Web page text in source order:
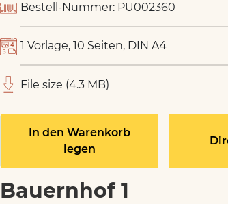
Bestell-Nummer: PU002360
1 Vorlage, 10 Seiten, DIN A4
File size (4.3 MB)
In den Warenkorb
legen
Bauernhof 1